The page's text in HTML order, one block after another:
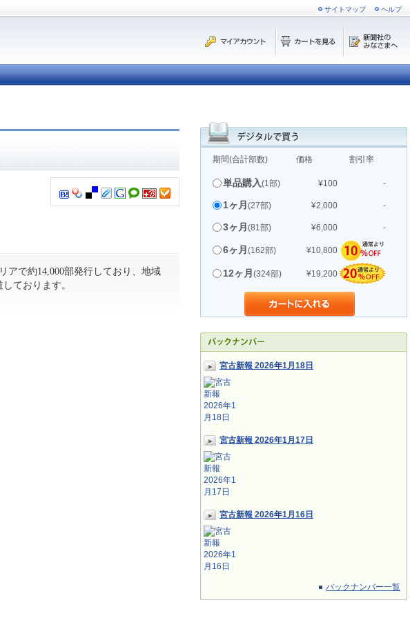
サイトマップ ヘルプ
期間(合計部数) 価格 割引率
単品購入(1部) ¥100 -
1ヶ月 (27部) ¥2,000 -
3ヶ月 (81部) ¥6,000 -
6ヶ月 (162部) ¥10,800
12ヶ月 (324部) ¥19,200
宮古新報 2026年1月18日
宮古新報 2026年1月17日
宮古新報 2026年1月16日
バックナンバー一覧
アで約14,000部発行しており、地域
ております。